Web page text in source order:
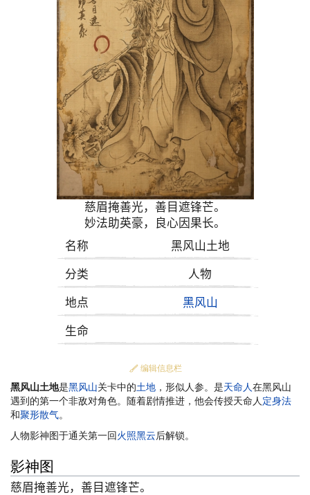
慈眉掩善光，善目遮锋芒。
妙法助英豪，良心因果长。
名称
黑风山土地
分类 人物
地点 黑风山
生命
编辑信息栏
黑风山土地是黑风山关卡中的土地 ，形似人参。是天命人在黑风山
遇到的第一个非敌对角色。随着剧情推进，他会传授天命人 定身法
和聚形散气。
人物影神图于通关第一回火照黑云后解锁。
影神图
慈眉掩善光，善目遮锋芒。